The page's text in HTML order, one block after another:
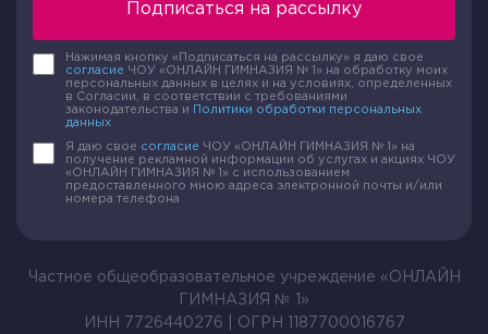
Подписаться на рассылку
Нажимая кнопку «Подписаться на рассылку» я даю свое
согласие ЧОУ «ОНЛАЙН ГИМНАЗИЯ № 1» на обработку моих
персональных данных в целях и на условиях, определенных
в Согласии, в соответствии с требованиями
законодательства и
Политики обработки персональных
данных
Я даю свое согласие ЧОУ «ОНЛАЙН ГИМНАЗИЯ № 1» на
получение рекламной информации об услугах и акциях ЧОУ
«ОНЛАЙН ГИМНАЗИЯ № 1» с использованием
предоставленного мною адреса электронной почты и/или
номера телефона
Частное общеобразовательное учреждение «ОНЛАЙН
ГИМНАЗИЯ № 1»
ИНН 7726440276 | ОГРН 1187700016767